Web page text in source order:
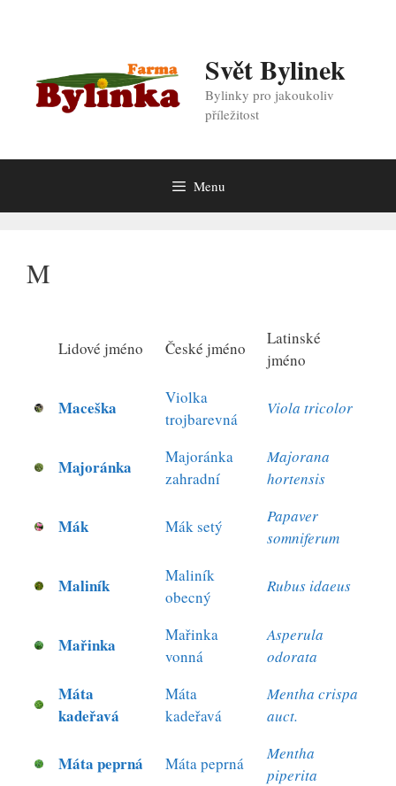
Svět Bylinek
Bylinky pro jakoukoliv
příležitost
Menu
M
Lidové jméno České jméno
Latinské
jméno
Maceška
Violka
trojbarevná
Viola tricolor
Majoránka
Majoránka
zahradní
Majorana
hortensis
Mák Mák setý
Papaver
somniferum
Maliník
Maliník
obecný
Rubus idaeus
Mařinka
Mařinka
vonná
Asperula
odorata
Máta
kadeřavá
Máta
kadeřavá
Mentha crispa
auct.
Máta peprná Máta peprná
Mentha
piperita